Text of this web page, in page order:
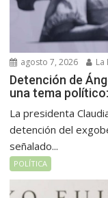
agosto 7, 2026 La
Detención de
una tema
La presidenta
detención del
señalado...
POLÍTICA